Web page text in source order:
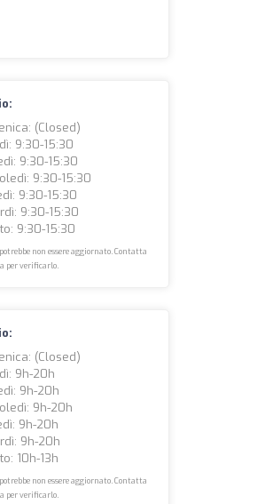
(closed)
9:30-15:30
9:30-15:30
9:30-15:30
9:30-15:30
9:30-15:30
9:30-15:30
non essere aggiornato. Contatta
per verificarlo.
(closed)
9h-20h
9h-20h
9h-20h
9h-20h
9h-20h
10h-13h
non essere aggiornato. Contatta
per verificarlo.